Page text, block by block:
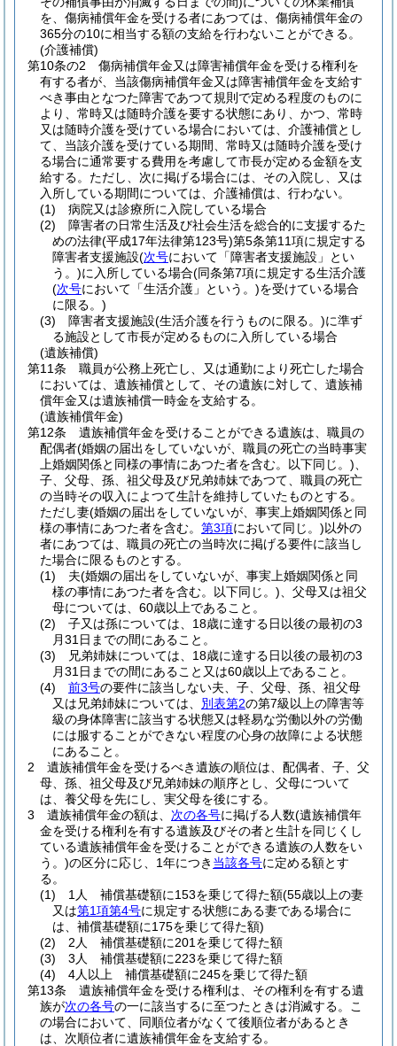
を、傷病補償年金を受ける者にあつては、傷病補償年金の
365分の10に相当する額の支給を行わないことができる。
(介護補償)
第10条の2
傷病補償年金又は障害補償年金を受ける権利を
有する者が、当該傷病補償年金又は障害補償年金を支給す
べき事由となつた障害であつて規則で定める程度のものに
より、常時又は随時介護を要する状態にあり、かつ、常時
又は随時介護を受けている場合においては、介護補償とし
て、当該介護を受けている期間、常時又は随時介護を受け
る場合に通常要する費用を考慮して市長が定める金額を支
給する。 ただし、次に掲げる場合には、その入院し、又は
入所している期間については、介護補償は、行わない。
(1)
病院又は診療所に入院している場合
(2)
障害者の日常生活及び社会生活を総合的に支援するた
めの法律(平成17年法律第123号)第5条第11項に規定する
障害者支援施設(次号において「障害者支援施設」とい
う。)に入所している場合(同条第7項に規定する生活介護
(次号において「生活介護」という。)を受けている場合
に限る。)
(3)
障害者支援施設(生活介護を行うものに限る。)に準ず
る施設として市長が定めるものに入所している場合
(遺族補償)
第11条
職員が公務上死亡し、又は通勤により死亡した場合
においては、遺族補償として、その遺族に対して、遺族補
償年金又は遺族補償一時金を支給する。
(遺族補償年金)
第12条
遺族補償年金を受けることができる遺族は、職員の
配偶者(婚姻の届出をしていないが、職員の死亡の当時事実
上婚姻関係と同様の事情にあつた者を含む。以下同じ。)
子、父母、孫、祖父母及び兄弟姉妹であつて、職員の死亡
の当時その収入によつて生計を維持していたものとする。
ただし妻(婚姻の届出をしていないが、事実上婚姻関係と同
様の事情にあつた者を含む。 第3項において同じ。)以外の
者にあつては、職員の死亡の当時次に掲げる要件に該当し
た場合に限るものとする。
(1)
夫(婚姻の届出をしていないが、事実上婚姻関係と同
様の事情にあつた者を含む。以下同じ。) 、父母又は祖父
母については、60歳以上であること。
(2)
子又は孫については、18歳に達する日以後の最初の3
月31日までの間にあること。
(3)
兄弟姉妹については、18歳に達する日以後の最初の3
月31日までの間にあること又は60歳以上であること。
(4)
前3号の要件に該当しない夫、子、父母、孫、祖父母
又は兄弟姉妹については、 別表第2の第7級以上の障害等
級の身体障害に該当する状態又は軽易な労働以外の労働
には服することができない程度の心身の故障による状態
にあること。
2
遺族補償年金を受けるべき遺族の順位は、配偶者、子、父
母、孫、祖父母及び兄弟姉妹の順序とし、父母について
は、養父母を先にし、実父母を後にする。
3
遺族補償年金の額は、 次の各号に掲げる人数(遺族補償年
金を受ける権利を有する遺族及びその者と生計を同じくし
ている遺族補償年金を受けることができる遺族の人数をい
う。)の区分に応じ、1年につき 当該各号に定める額とす
る。
(1)
1人 補償基礎額に153を乗じて得た額(55歳以上の妻
又は第1項第4号に規定する状態にある妻である場合に
は、補償基礎額に175を乗じて得た額)
(2)
2人 補償基礎額に201を乗じて得た額
(3)
3人 補償基礎額に223を乗じて得た額
(4)
4人以上 補償基礎額に245を乗じて得た額
第13条
遺族補償年金を受ける権利は、その権利を有する遺
族が次の各号の一に該当するに至つたときは消滅する。
こ
の場合において、同順位者がなくて後順位者があるとき
は、次順位者に遺族補償年金を支給する。